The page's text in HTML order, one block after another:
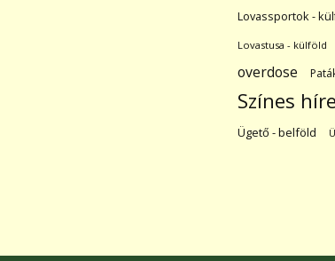
Lovassportok -
Lovastusa - külföld
overdose
Színes
Ügető - belföld